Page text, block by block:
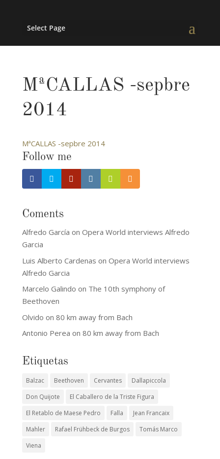
Select Page
MªCALLAS -sepbre
2014
MªCALLAS -sepbre 2014
Follow me
Coments
Alfredo García on Opera World interviews Alfredo
Garcia
Luis Alberto Cardenas on Opera World interviews
Alfredo Garcia
Marcelo Galindo on The 10th symphony of
Beethoven
Olvido on 80 km away from Bach
Antonio Perea on 80 km away from Bach
Etiquetas
Balzac Beethoven Cervantes
Dallapiccola
Don Quijote
El Caballero de la Triste Figura
El Retablo de Maese Pedro
Falla
Jean Francaix
Mahler
Rafael Frühbeck de Burgos
Tomás Marco
Viena